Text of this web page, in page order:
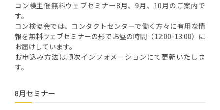
コン検主催無料ウェブセミナー8月、9月、10月のご案内で
す。
コン検協会では、コンタクトセンターで働く方々に有用な情
報を無料ウェブセミナーの形でお昼の時間（12:00-13:00）に
お届けしています。
お申込み方法は順次インフォメーションにて更新いたしま
す。
8月セミナー